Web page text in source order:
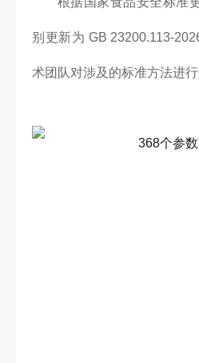
别更新为 GB 23200.113-
术团队对涉及的标准方法进